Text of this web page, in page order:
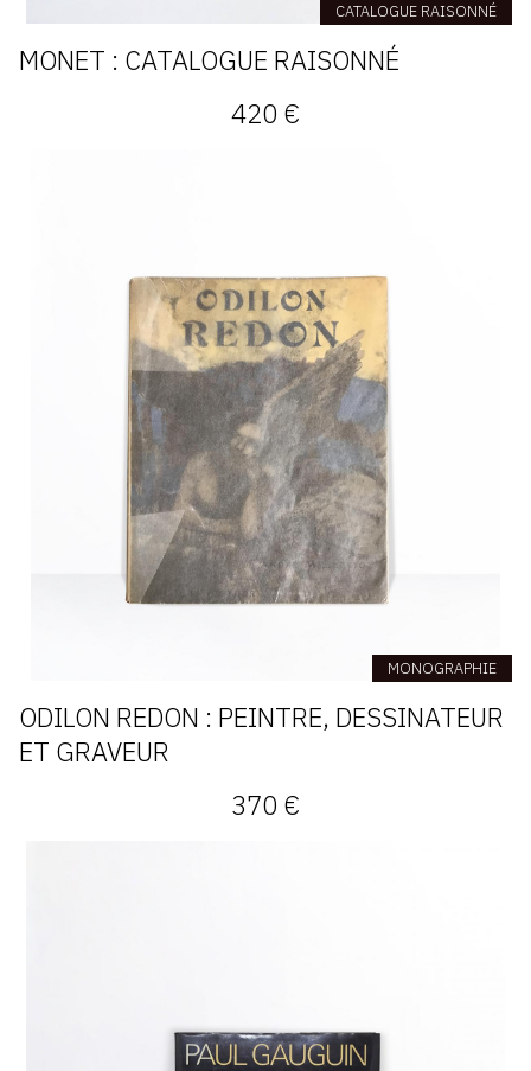
CATALOGUE RAISONNÉ
MONET : CATALOGUE RAISONNÉ
420 €
MONOGRAPHIE
ODILON REDON : PEINTRE, DESSINATEUR
ET GRAVEUR
370 €